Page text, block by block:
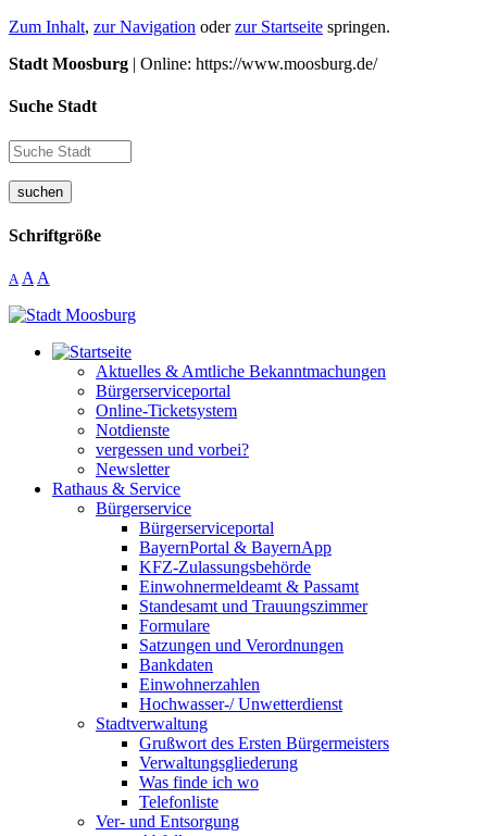
Zum Inhalt, zur Navigation oderzur Startseite springen.
Stadt Moosburg | Online: https://www.moosburg.de/
Suche Stadt
suchen
Schriftgröße
A A A
Aktuelles & Amtliche Bekanntmachungen
Bürgerserviceportal
Online-Ticketsystem
Notdienste
vergessen und vorbei?
Newsletter
Rathaus & Service
Bürgerservice
Bürgerserviceportal
BayernPortal & BayernApp
KFZ-Zulassungsbehörde
Einwohnermeldeamt & Passamt
Standesamt und Trauungszimmer
Formulare
Satzungen und Verordnungen
Bankdaten
Einwohnerzahlen
Hochwasser-/ Unwetterdienst
Stadtverwaltung
Grußwort des Ersten Bürgermeisters
Verwaltungsgliederung
Was finde ich wo
Telefonliste
Ver- und Entsorgung